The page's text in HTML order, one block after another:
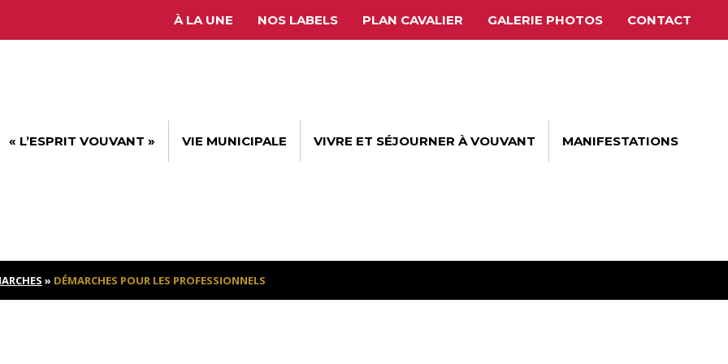
À LA UNE NOS LABELS PLAN CAVALIER GALERIE PHOTOS CONTACT
« L’ESPRIT VOUVANT » VIE MUNICIPALE VIVRE ET SÉJOURNER À VOUVANT MANIFESTATIONS
» DÉMARCHES POUR LES PROFESSIONNELS